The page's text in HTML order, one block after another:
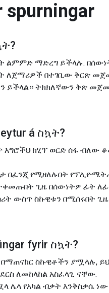
spurningar
?
ልምምድ ማድረግ ይችላሉ.
ለጀማሪዎች በተገቢው ቅርጽ
ትክክለኛውን ቅጽ
á ስኳት?
እግሮችህ ከሂፕ ወርድ ሰፋ
በፈንጂ የሚዘለሉበት
ጊዜ በሰውነትዎ ፊት
ስሪት ውስጥ ስኩዊቱን በሚሰሩበት
fyrir ስኳት?
በማጠናከር ስኩዊቶችን ያሟላሉ,
ለመከላከል አስፈላጊ ናቸው.
ሌላ የአካል ብቃት እንቅስቃሴ